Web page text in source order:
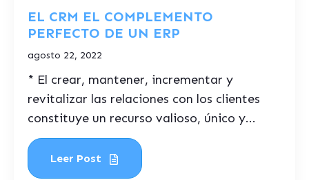
EL CRM EL COMPLEMENTO
PERFECTO DE UN ERP
agosto 22, 2022
* El crear, mantener, incrementar y
revitalizar las relaciones con los clientes
constituye un recurso valioso, único y...
Leer Post